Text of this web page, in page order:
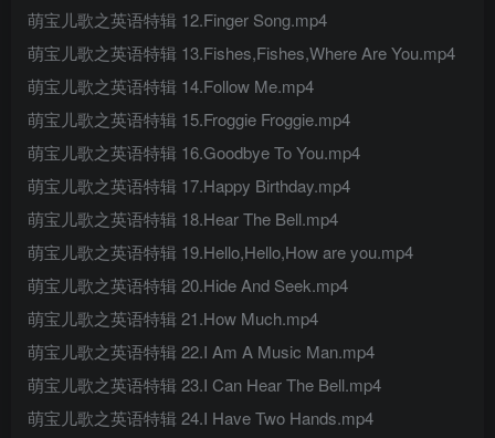
萌宝儿歌之英语特辑 12.Finger Song.mp4
萌宝儿歌之英语特辑 13.Fishes,Fishes,Where Are You.mp4
萌宝儿歌之英语特辑 14.Follow Me.mp4
萌宝儿歌之英语特辑 15.Froggie Froggie.mp4
萌宝儿歌之英语特辑 16.Goodbye To You.mp4
萌宝儿歌之英语特辑 17.Happy Birthday.mp4
萌宝儿歌之英语特辑 18.Hear The Bell.mp4
萌宝儿歌之英语特辑 19.Hello,Hello,How are you.mp4
萌宝儿歌之英语特辑 20.Hide And Seek.mp4
萌宝儿歌之英语特辑 21.How Much.mp4
萌宝儿歌之英语特辑 22.I Am A Music Man.mp4
萌宝儿歌之英语特辑 23.I Can Hear The Bell.mp4
萌宝儿歌之英语特辑 24.I Have Two Hands.mp4